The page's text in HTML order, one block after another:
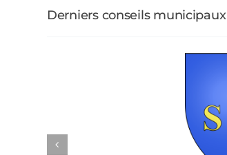
Derniers conseils municipaux